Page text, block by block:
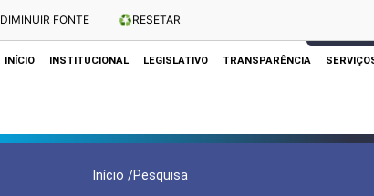
DIMINUIR FONTE ♻️RESETAR
Dias e Horários das Sessões: Terças e Quartas às 10h
INÍCIO INSTITUCIONAL LEGISLATIVO TRANSPARÊNCIA
Início /Pesquisa